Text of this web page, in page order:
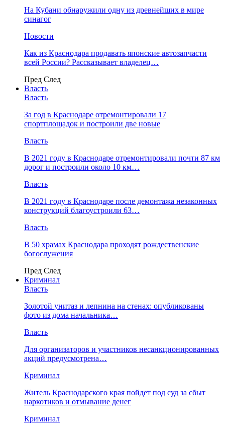
На Кубани обнаружили одну из древнейших в мире
синагог
Новости
Как из Краснодара продавать японские автозапчасти
всей России? Рассказывает владелец…
Пред След
Власть
Власть
За год в Краснодаре отремонтировали 17
спортплощадок и построили две новые
Власть
В 2021 году в Краснодаре отремонтировали почти 87 км
дорог и построили около 10 км…
Власть
В 2021 году в Краснодаре после демонтажа незаконных
конструкций благоустроили 63…
Власть
В 50 храмах Краснодара проходят рождественские
богослужения
Пред След
Криминал
Власть
​Золотой унитаз и лепнина на стенах: опубликованы
фото из дома начальника…
Власть
Для организаторов и участников несанкционированных
акций предусмотрена…
Криминал
Житель Краснодарского края пойдет под суд за сбыт
наркотиков и отмывание денег
Криминал